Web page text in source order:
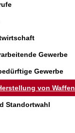
Gewerbe
Gewerbe
von Waffen
Standortwahl